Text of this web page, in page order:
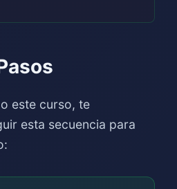
este curso, te
esta secuencia para